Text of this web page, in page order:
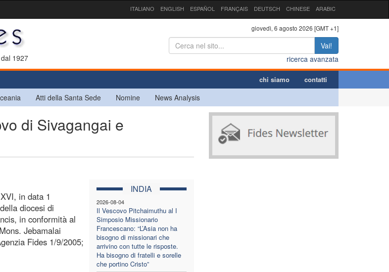
ITALIANO ENGLISH ESPAÑOL FRANÇAIS DEUTSCH CHINESE ARABIC
1927
giovedì, 6 agosto 2026 [GMT +1]
Vai!
ricerca avanzata
chi siamo contatti
Atti della Santa Sede Nomine News Analysis
di Sivagangai e
INDIA
2026-08-04
Il Vescovo Pitchaimuthu al I
Simposio Missionario
Francescano: “L’Asia non ha
bisogno di missionari che
arrivino con tutte le risposte.
Ha bisogno di fratelli e sorelle
che portino Cristo”
in data 1
diocesi di
in conformità al
Jebamalai
Fides 1/9/2005;